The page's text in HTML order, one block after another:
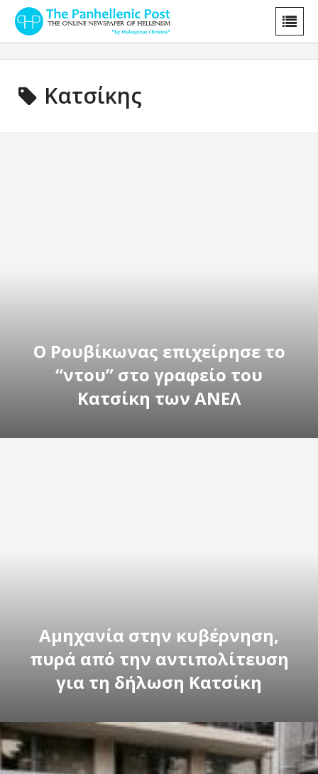
Κατσίκης
Ο Ρουβίκωνας επιχείρησε το
“ντου” στο γραφείο του
Κατσίκη των ΑΝΕΛ
Αμηχανία στην κυβέρνηση,
πυρά από την αντιπολίτευση
για τη δήλωση Κατσίκη